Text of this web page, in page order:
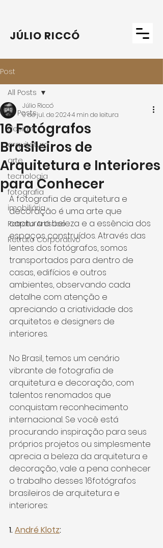
JÚLIO RICCÓ
Post
All Posts
design
arquitetura
arte
tecnologia
fotografia
imobiliária
Retrato Artístico
Retrato Corporativo
All Posts
16 Fotógrafos
Brasileiros de
Arquitetura e Interiores
para Conhecer
Júlio Riccó
9 de jul. de 20244 min de leitura
A fotografia de arquitetura e
decoração é uma arte que
captura a beleza e a essência dos
espaços construídos. Através das
lentes dos fotógrafos, somos
transportados para dentro de
casas, edifícios e outros
ambientes, observando cada
detalhe com atenção e
apreciando a criatividade dos
arquitetos e designers de
interiores.
No Brasil, temos um cenário
vibrante de fotografia de
arquitetura e decoração, com
talentos renomados que
conquistam reconhecimento
internacional. Se você está
procurando inspiração para seus
próprios projetos ou simplesmente
aprecia a beleza da arquitetura e
decoração, vale a pena conhecer
o trabalho desses 16fotógrafos
brasileiros de arquitetura e
interiores:
1. André Klotz: